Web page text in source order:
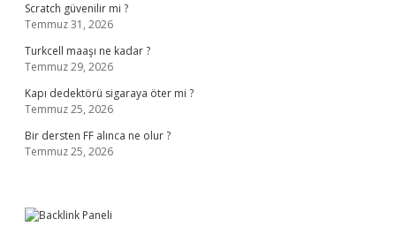
Scratch güvenilir mi ?
Temmuz 31, 2026
Turkcell maaşı ne kadar ?
Temmuz 29, 2026
Kapı dedektörü sigaraya öter mi ?
Temmuz 25, 2026
Bir dersten FF alınca ne olur ?
Temmuz 25, 2026